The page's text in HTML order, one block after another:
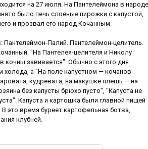
на 27 июля. На Пантелеймона в народе
было печь слоеные пирожки с капустой,
и прозвал его народ Кочанным.
Пантелеймон-Палий. Пантелеймон-целитель.
"На Пантелея-целителя и Николу
кочны завивается". Обычно с этого дня
холода, а "На поле капустном — кочанов
кудревата, на макушке плешь — на
без капусты брюхо пусто", "Капуста не
Капуста и картошка были главной пищей
В это время буреет картофельная ботва,
клубней.